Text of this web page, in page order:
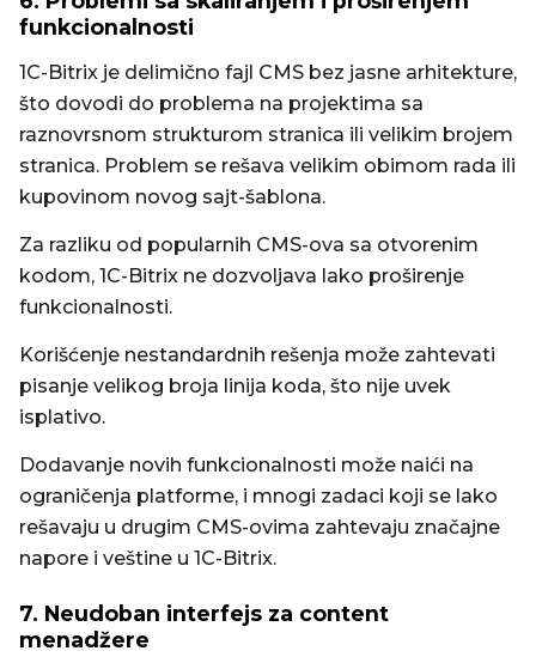
funkcionalnosti
1C-Bitrix je delimično fajl CMS bez jasne arhitekture,
što dovodi do problema na projektima sa
raznovrsnom strukturom stranica ili velikim brojem
stranica. Problem se rešava velikim obimom rada ili
kupovinom novog sajt-šablona.
Za razliku od popularnih CMS-ova sa otvorenim
kodom, 1C-Bitrix ne dozvoljava lako proširenje
funkcionalnosti.
Korišćenje nestandardnih rešenja može zahtevati
pisanje velikog broja linija koda, što nije uvek
isplativo.
Dodavanje novih funkcionalnosti može naići na
ograničenja platforme, i mnogi zadaci koji se lako
rešavaju u drugim CMS-ovima zahtevaju značajne
napore i veštine u 1C-Bitrix.
7. Neudoban interfejs za content
menadžere